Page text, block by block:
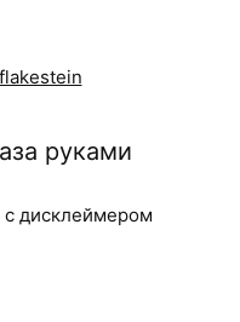
руками
с дисклеймером